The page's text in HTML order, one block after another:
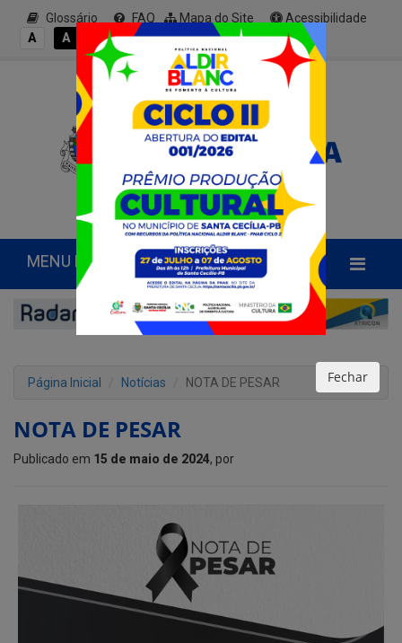
Glossário FAQ Mapa do Site
Acessibilidade
A
A A A+
MENU PRINCIPAL
Página Inicial Notícias NOTA DE PESAR
NOTA DE PESAR
Publicado em 15 de maio de 2024, por
Fechar